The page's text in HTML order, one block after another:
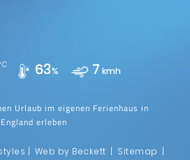
63% 7 kmh
Urlaub im eigenen Ferienhaus in
England erleben
| Web by Beckett | Sitemap |